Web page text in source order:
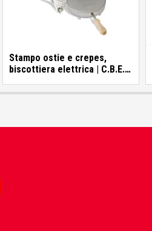
Stampo ostie e crepes,
biscottiera elettrica | C.B.E.